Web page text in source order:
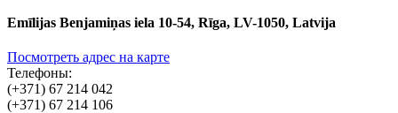
Emīlijas Benjamiņas iela 10-54, Rīga, LV-1050, Latvija
Посмотреть адрес на карте
Телефоны:
(+371) 67 214 042
(+371) 67 214 106